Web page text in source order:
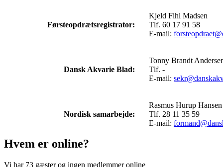
Førsteopdrætsregistrator:
Kjeld Fihl Madsen
Tlf. 60 17 91 58
E-mail:
Dansk Akvarie Blad:
Tonny Brandt
Tlf. -
E-mail:
Nordisk samarbejde:
Rasmus Hurup Hansen
Tlf. 28 11 35 59
E-mail:
Hvem er online?
Vi har 73 gæster og ingen medlemmer online